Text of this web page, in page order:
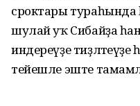
сроктары тураһында
шулай уҡ Сибайҙа
индереүҙе тиҙләтеүҙе
тейешле эште